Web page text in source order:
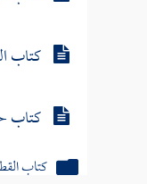
كتاب
كتاب
كتاب